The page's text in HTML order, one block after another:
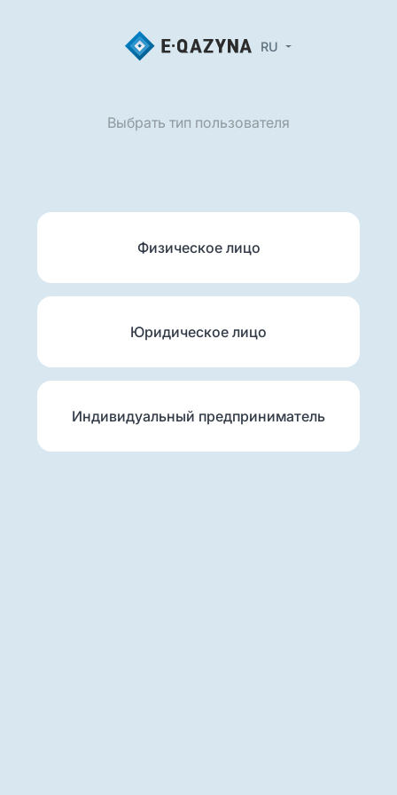
RU
Выбрать тип пользователя
Физическое лицо
Юридическое лицо
Индивидуальный предприниматель